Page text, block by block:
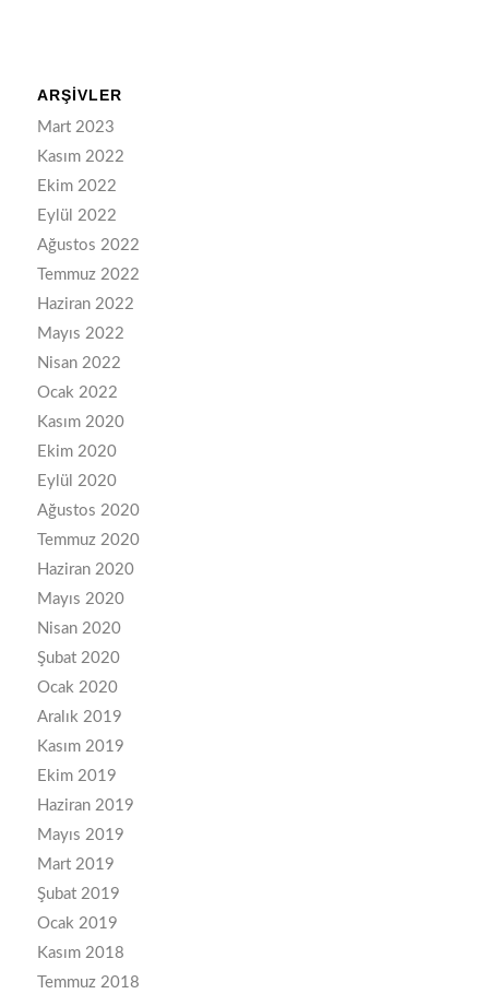
ARŞIVLER
Mart 2023
Kasım 2022
Ekim 2022
Eylül 2022
Ağustos 2022
Temmuz 2022
Haziran 2022
Mayıs 2022
Nisan 2022
Ocak 2022
Kasım 2020
Ekim 2020
Eylül 2020
Ağustos 2020
Temmuz 2020
Haziran 2020
Mayıs 2020
Nisan 2020
Şubat 2020
Ocak 2020
Aralık 2019
Kasım 2019
Ekim 2019
Haziran 2019
Mayıs 2019
Mart 2019
Şubat 2019
Ocak 2019
Kasım 2018
Temmuz 2018